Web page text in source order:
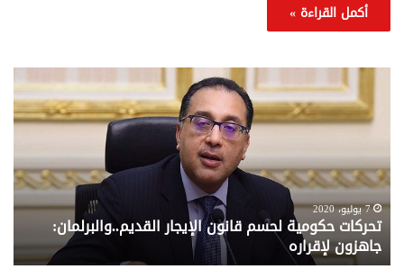
أكمل القراءة »
تحركات
حكومية
لحسم
قانون
القديم..والبرلمان:
جاهزون
لإقراره
7 يوليو، 2020
تحركات حكومية لحسم قانون الإيجار القديم..والبرلمان:
جاهزون لإقراره
..
من